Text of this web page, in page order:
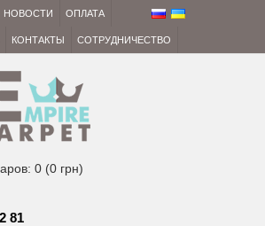
НОВОСТИ ОПЛАТА
КОНТАКТЫ СОТРУДНИЧЕСТВО
0 (0 грн)
81